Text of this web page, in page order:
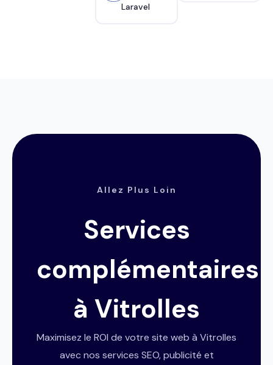
Laravel
Allez Plus Loin
Services
complémentaires
à Vitrolles
Maximisez le ROI de votre site web à Vitrolles
avec nos services SEO, publicité et